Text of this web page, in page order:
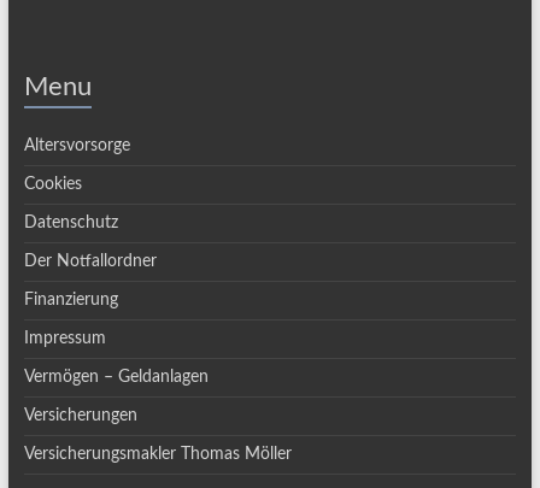
Menu
Altersvorsorge
Cookies
Datenschutz
Der Notfallordner
Finanzierung
Impressum
Vermögen – Geldanlagen
Versicherungen
Versicherungsmakler Thomas Möller